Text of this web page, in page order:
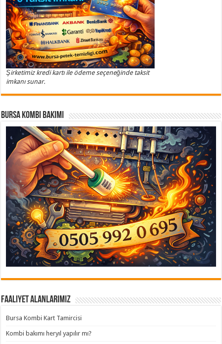
Şirketimiz kredi kartı ile ödeme seçeneğinde taksit
imkanı sunar.
Bursa Kombi Bakımı
Faaliyet Alanlarımız
Bursa Kombi Kart Tamircisi
Kombi bakımı heryıl yapılır mı?